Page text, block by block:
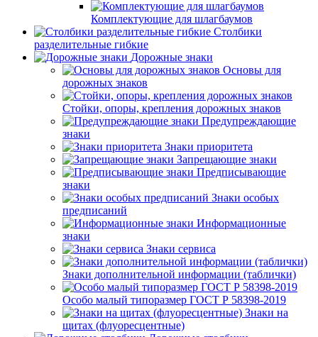
Комплектующие для шлагбаумов
Столбики
разделительные гибкие
Дорожные знаки
Основы для
дорожных знаков
Стойки, опоры, крепления дорожных знаков
Предупреждающие
знаки
Знаки приоритета
Запрещающие знаки
Предписывающие
знаки
Знаки особых
предписаний
Информационные
знаки
Знаки сервиса
Знаки дополнительной информации (таблички)
Особо малый типоразмер ГОСТ Р 58398-2019
Знаки на
щитах (флуоресцентные)